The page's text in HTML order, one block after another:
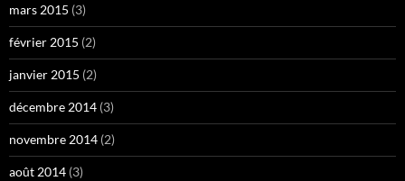
mars 2015 (3)
février 2015 (2)
janvier 2015 (2)
décembre 2014 (3)
novembre 2014 (2)
août 2014 (3)